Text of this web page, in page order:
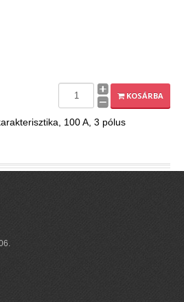
KOSÁRBA
100 A, 3 pólus